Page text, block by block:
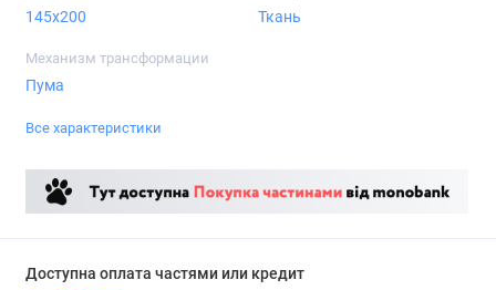
145х200 Ткань
Механизм трансформации
Пума
Все характеристики
Доступна оплата частями или кредит